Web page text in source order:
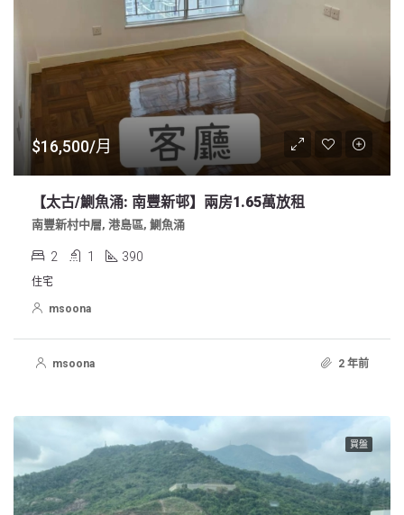
$16,500/月
【太古/鰂魚涌: 南豐新邨】兩房1.65萬放租
南豐新村中層, 港島區, 鰂魚涌
2 1 390
住宅
msoona
msoona 2 年前
買盤